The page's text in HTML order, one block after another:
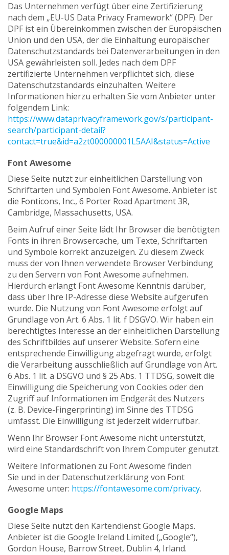
Das Unternehmen verfügt über eine Zertifizierung
nach dem „EU-US Data Privacy Framework“ (DPF). Der
DPF ist ein Übereinkommen zwischen der Europäischen
Union und den USA, der die Einhaltung europäischer
Datenschutzstandards bei Datenverarbeitungen in den
USA gewährleisten soll. Jedes nach dem DPF
zertifizierte Unternehmen verpflichtet sich, diese
Datenschutzstandards einzuhalten. Weitere
Informationen hierzu erhalten Sie vom Anbieter unter
folgendem Link:
https://www.dataprivacyframework.gov/s/participant-
search/participant-detail?
contact=true&id=a2zt000000001L5AAI&status=Active
Font Awesome
Diese Seite nutzt zur einheitlichen Darstellung von
Schriftarten und Symbolen Font Awesome. Anbieter ist
die Fonticons, Inc., 6 Porter Road Apartment 3R,
Cambridge, Massachusetts, USA.
Beim Aufruf einer Seite lädt Ihr Browser die benötigten
Fonts in ihren Browsercache, um Texte, Schriftarten
und Symbole korrekt anzuzeigen. Zu diesem Zweck
muss der von Ihnen verwendete Browser Verbindung
zu den Servern von Font Awesome aufnehmen.
Hierdurch erlangt Font Awesome Kenntnis darüber,
dass über Ihre IP-Adresse diese Website aufgerufen
wurde. Die Nutzung von Font Awesome erfolgt auf
Grundlage von Art. 6 Abs. 1 lit. f DSGVO. Wir haben ein
berechtigtes Interesse an der einheitlichen Darstellung
des Schriftbildes auf unserer Website. Sofern eine
entsprechende Einwilligung abgefragt wurde, erfolgt
die Verarbeitung ausschließlich auf Grundlage von Art.
6 Abs. 1 lit. a DSGVO und § 25 Abs. 1 TTDSG, soweit die
Einwilligung die Speicherung von Cookies oder den
Zugriff auf Informationen im Endgerät des Nutzers
(z. B. Device-Fingerprinting) im Sinne des TTDSG
umfasst. Die Einwilligung ist jederzeit widerrufbar.
Wenn Ihr Browser Font Awesome nicht unterstützt,
wird eine Standardschrift von Ihrem Computer genutzt.
Weitere Informationen zu Font Awesome finden
Sie und in der Datenschutzerklärung von Font
Awesome unter: https://fontawesome.com/privacy.
Google Maps
Diese Seite nutzt den Kartendienst Google Maps.
Anbieter ist die Google Ireland Limited („Google“),
Gordon House, Barrow Street, Dublin 4, Irland.